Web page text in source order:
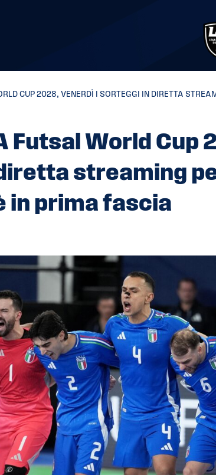
CUP 2028, VENERDÌ I SORTEGGI IN DIRETTA
Futsal World Cup
streaming
in prima fascia